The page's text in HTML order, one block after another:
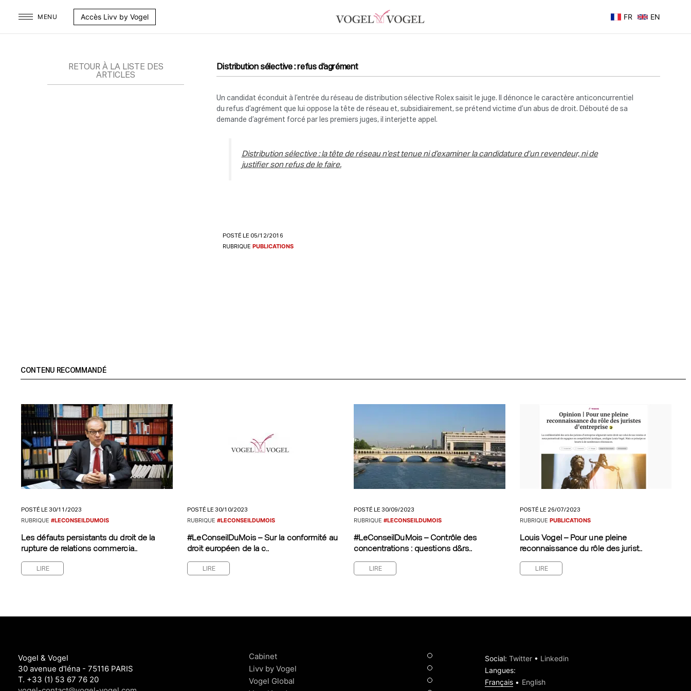
MENU Accès Livv by Vogel FR EN
RETOUR À LA LISTE DES
ARTICLES
Distribution sélective : refus d’agrément
Un candidat éconduit à l’entrée du réseau de distribution sélective Rolex saisit le juge. Il dénonce le caractère anticoncurrentiel
du refus d’agrément que lui oppose la tête de réseau et, subsidiairement, se prétend victime d’un abus de droit. Débouté de sa
demande d’agrément forcé par les premiers juges, il interjette appel.
Distribution sélective : la tête de réseau n’est tenue ni d’examiner la candidature d’un revendeur, ni de
justifier son refus de le faire.
POSTÉ LE 05/12/2016
RUBRIQUEPUBLICATIONS
CONTENU RECOMMANDÉ
POSTÉ LE 30/11/2023
RUBRIQUE #LECONSEILDUMOIS
Les défauts persistants du droit de la
rupture de relations commercia..
LIRE
POSTÉ LE 30/10/2023
RUBRIQUE#LECONSEILDUMOIS
#LeConseilDuMois – Sur la conformité au
droit européen de la c..
LIRE
POSTÉ LE 30/09/2023
RUBRIQUE #LECONSEILDUMOIS
#LeConseilDuMois – Contrôle des
concentrations : questions d&rs..
LIRE
POSTÉ LE 26/07/2023
RUBRIQUE PUBLICATIONS
Louis Vogel – Pour une pleine
reconnaissance du rôle des jurist..
LIRE
Vogel & Vogel
30 avenue d'léna - 75116 PARIS
T. +33 (1) 53 67 76 20
Cabinet
Livv by Vogel
Vogel Global
Social: Twitter• Linkedin
Langues:
Français
English